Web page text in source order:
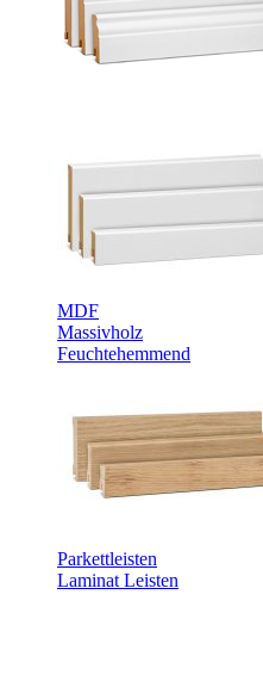
MDF
Massivholz
Feuchtehemmend
Parkettleisten
Laminat Leisten